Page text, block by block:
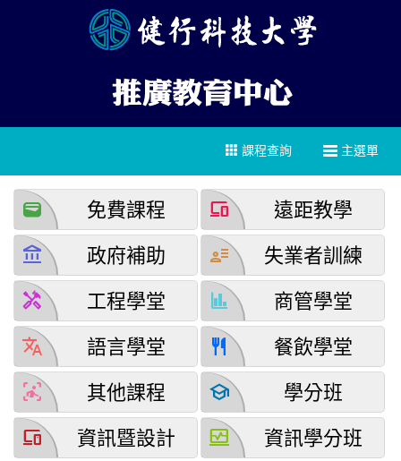
主選單
課程查詢
wallet 免費課程 devices 遠距教學
account_balance 政府補助 user_attributes 失業者訓練
handyman 工程學堂 finance 商管學堂
translate 語言學堂 restaurant 餐飲學堂
detection_and_zone 其他課程 school 學分班
devices 資訊暨設計 browse_activity 資訊學分班